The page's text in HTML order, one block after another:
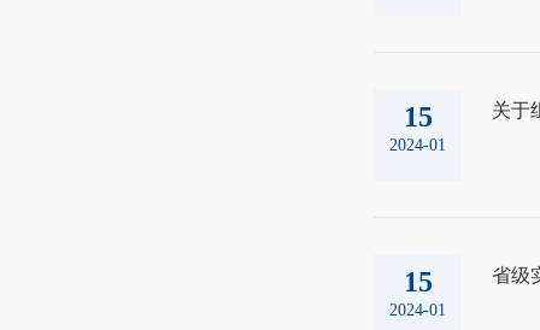
15
2024-01
关于
15
2024-01
省级